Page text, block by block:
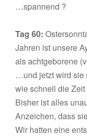
…spannend ?
Tag 60:
Jahren ist unsere
als achtgeborene
…und jetzt wird sie
wie schnell die Zeit
Bisher ist alles
Anzeichen, dass
Wir hatten eine